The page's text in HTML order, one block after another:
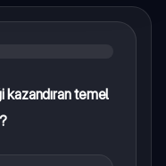
temel